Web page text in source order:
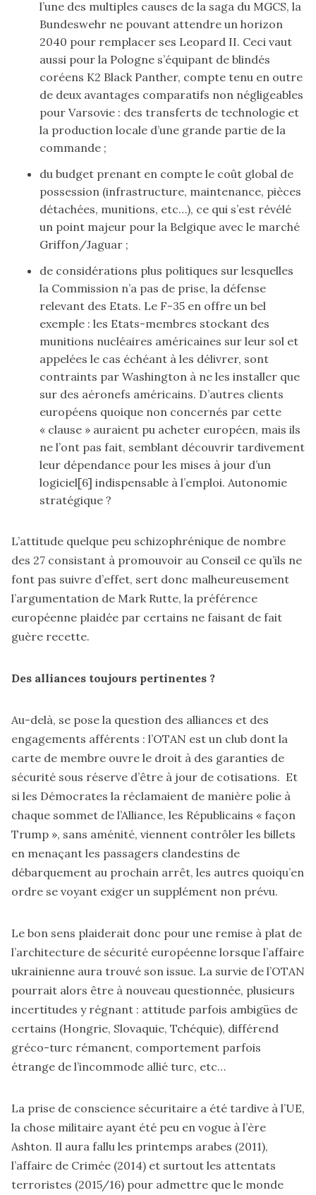
l’une des multiples causes de la saga du MGCS, la
Bundeswehr ne pouvant attendre un horizon
2040 pour remplacer ses Leopard II. Ceci vaut
aussi pour la Pologne s’équipant de blindés
coréens K2 Black Panther, compte tenu en outre
de deux avantages comparatifs non négligeables
pour Varsovie : des transferts de technologie et
la production locale d’une grande partie de la
commande ;
du budget prenant en compte le coût global de
possession (infrastructure, maintenance, pièces
détachées, munitions, etc…), ce qui s’est révélé
un point majeur pour la Belgique avec le marché
Griffon/Jaguar ;
de considérations plus politiques sur lesquelles
la Commission n’a pas de prise, la défense
relevant des Etats. Le F-35 en offre un bel
exemple : les Etats-membres stockant des
munitions nucléaires américaines sur leur sol et
appelées le cas échéant à les délivrer, sont
contraints par Washington à ne les installer que
sur des aéronefs américains. D’autres clients
européens quoique non concernés par cette
« clause » auraient pu acheter européen, mais ils
ne l’ont pas fait, semblant découvrir tardivement
leur dépendance pour les mises à jour d’un
logiciel[6] indispensable à l’emploi. Autonomie
stratégique ?
L’attitude quelque peu schizophrénique de nombre
des 27 consistant à promouvoir au Conseil ce qu’ils ne
font pas suivre d’effet, sert donc malheureusement
l’argumentation de Mark Rutte, la préférence
européenne plaidée par certains ne faisant de fait
guère recette.
Des alliances toujours pertinentes ?
Au-delà, se pose la question des alliances et des
engagements afférents : l’OTAN est un club dont la
carte de membre ouvre le droit à des garanties de
sécurité sous réserve d’être à jour de cotisations. Et
si les Démocrates la réclamaient de manière polie à
chaque sommet de l’Alliance, les Républicains « façon
Trump », sans aménité, viennent contrôler les billets
en menaçant les passagers clandestins de
débarquement au prochain arrêt, les autres quoiqu’en
ordre se voyant exiger un supplément non prévu.
Le bon sens plaiderait donc pour une remise à plat de
l’architecture de sécurité européenne lorsque l’affaire
ukrainienne aura trouvé son issue. La survie de l’OTAN
pourrait alors être à nouveau questionnée, plusieurs
incertitudes y régnant : attitude parfois ambigües de
certains (Hongrie, Slovaquie, Tchéquie), différend
gréco-turc rémanent, comportement parfois
étrange de l’incommode allié turc, etc…
La prise de conscience sécuritaire a été tardive à l’UE,
la chose militaire ayant été peu en vogue à l’ère
Ashton. Il aura fallu les printemps arabes (2011),
l’affaire de Crimée (2014) et surtout les attentats
terroristes (2015/16) pour admettre que le monde